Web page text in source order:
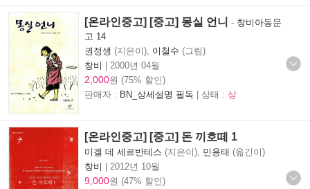
[온라인중고] [중고] 몽실 언니 - 창비아동문
고 14
권정생 (지은이), 이철수 (그림)
창비 | 2000년 04월
2,000원 (75% 할인)
판매자 : BN_상세설명 필독 | 상태 : 상
[온라인중고] [중고] 돈 끼호떼 1
미겔 데 세르반테스 (지은이), 민용태 (옮긴이)
창비 | 2012년 10월
9,000원 (47% 할인)